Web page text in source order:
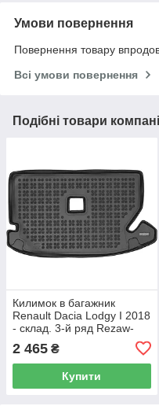
Умови повернення
Повернення товару
Всі умови повернення
Подібні товари
Килимок в багажник
Renault Dacia Lodgy I 2018
- склад. 3-й ряд Rezaw-
2 465 ₴
Купити